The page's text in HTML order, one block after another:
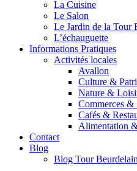
La Cuisine
Le Salon
Le Jardin de la Tour
L’échauguette
Informations Pratiques
Activités locales
Avallon
Culture &
Nature &
Commerces &
Cafés &
Alimentation
Contact
Blog
Blog Tour